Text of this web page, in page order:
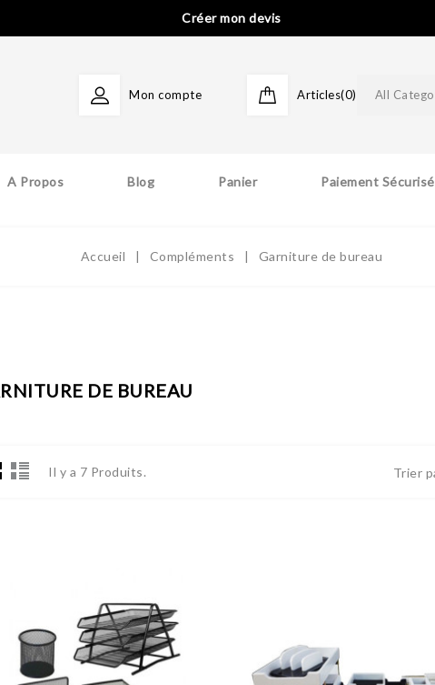
Créer mon devis
All
Articles(0)
Mon compte
A Propos Blog Panier Paiement Sécurisé
Accueil Compléments Garniture de bureau
DE BUREAU
Il y a 7 Produits. Trier